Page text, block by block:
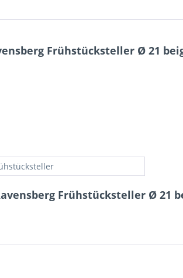
Frühstücksteller Ø 21
Frühstücksteller Ø 21